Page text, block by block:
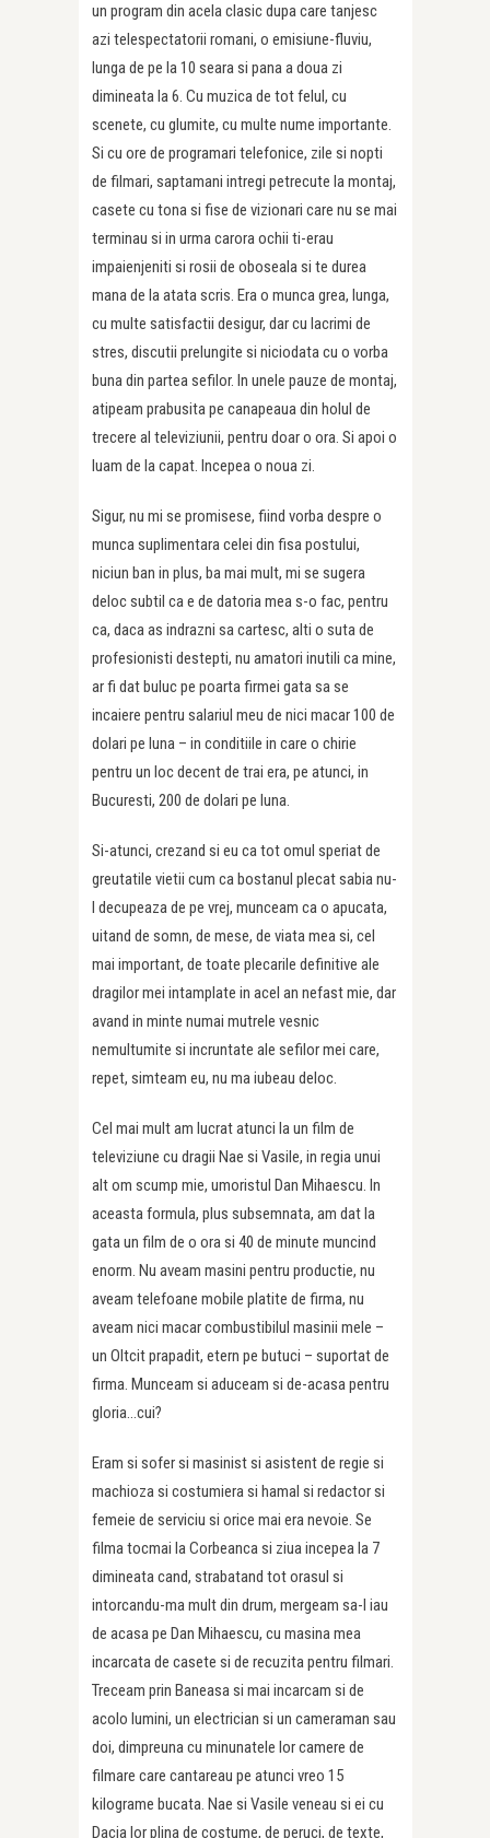
un program din acela clasic dupa care tanjesc
azi telespectatorii romani, o emisiune-fluviu,
lunga de pe la 10 seara si pana a doua zi
dimineata la 6. Cu muzica de tot felul, cu
scenete, cu glumite, cu multe nume importante.
Si cu ore de programari telefonice, zile si nopti
de filmari, saptamani intregi petrecute la montaj,
casete cu tona si fise de vizionari care nu se mai
terminau si in urma carora ochii ti-erau
impaienjeniti si rosii de oboseala si te durea
mana de la atata scris. Era o munca grea, lunga,
cu multe satisfactii desigur, dar cu lacrimi de
stres, discutii prelungite si niciodata cu o vorba
buna din partea sefilor. In unele pauze de montaj,
atipeam prabusita pe canapeaua din holul de
trecere al televiziunii, pentru doar o ora. Si apoi o
luam de la capat. Incepea o noua zi.
Sigur, nu mi se promisese, fiind vorba despre o
munca suplimentara celei din fisa postului,
niciun ban in plus, ba mai mult, mi se sugera
deloc subtil ca e de datoria mea s-o fac, pentru
ca, daca as indrazni sa cartesc, alti o suta de
profesionisti destepti, nu amatori inutili ca mine,
ar fi dat buluc pe poarta firmei gata sa se
incaiere pentru salariul meu de nici macar 100 de
dolari pe luna – in conditiile in care o chirie
pentru un loc decent de trai era, pe atunci, in
Bucuresti, 200 de dolari pe luna.
Si-atunci, crezand si eu ca tot omul speriat de
greutatile vietii cum ca bostanul plecat sabia nu-
l decupeaza de pe vrej, munceam ca o apucata,
uitand de somn, de mese, de viata mea si, cel
mai important, de toate plecarile definitive ale
dragilor mei intamplate in acel an nefast mie, dar
avand in minte numai mutrele vesnic
nemultumite si incruntate ale sefilor mei care,
repet, simteam eu, nu ma iubeau deloc.
Cel mai mult am lucrat atunci la un film de
televiziune cu dragii Nae si Vasile, in regia unui
alt om scump mie, umoristul Dan Mihaescu. In
aceasta formula, plus subsemnata, am dat la
gata un film de o ora si 40 de minute muncind
enorm. Nu aveam masini pentru productie, nu
aveam telefoane mobile platite de firma, nu
aveam nici macar combustibilul masinii mele –
un Oltcit prapadit, etern pe butuci – suportat de
firma. Munceam si aduceam si de-acasa pentru
gloria…cui?
Eram si sofer si masinist si asistent de regie si
machioza si costumiera si hamal si redactor si
femeie de serviciu si orice mai era nevoie. Se
filma tocmai la Corbeanca si ziua incepea la 7
dimineata cand, strabatand tot orasul si
intorcandu-ma mult din drum, mergeam sa-l iau
de acasa pe Dan Mihaescu, cu masina mea
incarcata de casete si de recuzita pentru filmari.
Treceam prin Baneasa si mai incarcam si de
acolo lumini, un electrician si un cameraman sau
doi, dimpreuna cu minunatele lor camere de
filmare care cantareau pe atunci vreo 15
kilograme bucata. Nae si Vasile veneau si ei cu
Dacia lor plina de costume, de peruci, de texte,